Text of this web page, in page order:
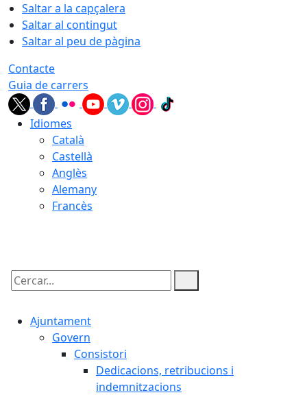
Saltar a la capçalera
Saltar al contingut
Saltar al peu de pàgina
Contacte
Guia de carrers
Idiomes
Català
Castellà
Anglès
Alemany
Francès
Cercar:
Ajuntament
Govern
Consistori
Dedicacions, retribucions i
indemnitzacions